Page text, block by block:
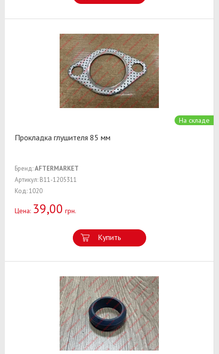
На складе
Прокладка глушителя 85 мм
Бренд:AFTERMARKET
Артикул: B11-1205311
Код: 1020
Цена: 39,00 грн.
Купить